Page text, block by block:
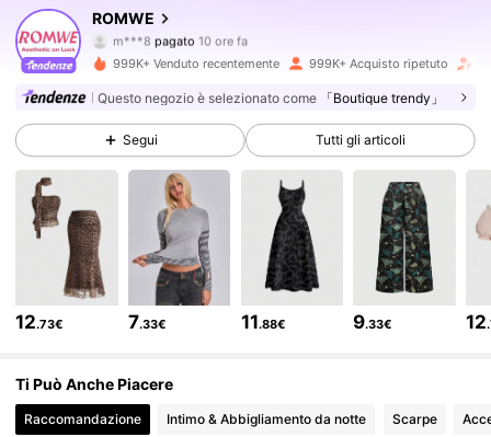
ROMWE
4.86
4.1M Follower
m***8 pagato 10 ore fa
l***esegue4 ore fa
4.86 4.1M Follower
4.86 4.1M Follower
4.1M Follower
4.86
4.86 4.1M Follower
999K+ Venduto recentemente 999K+ Acquisto ripetuto
Questo negozio è selezionato come 「Boutique trendy」
Segui Tutti gli articoli
12.73€ 7.33€ 11.88€ 9.33€ 12
Ti Può Anche Piacere
Raccomandazione Intimo & Abbigliamento da notte Scarpe